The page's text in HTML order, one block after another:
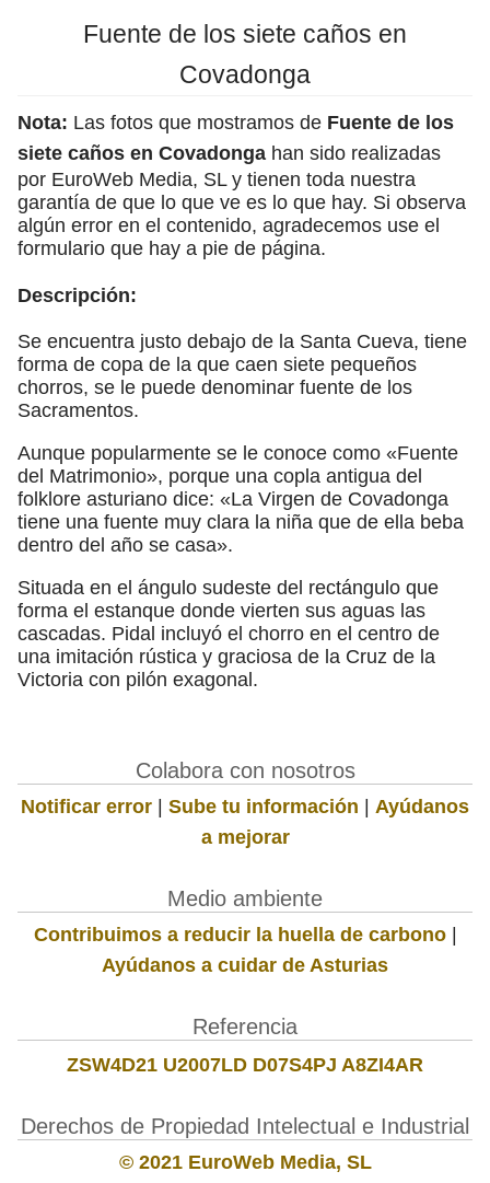
Fuente de los siete caños en
Covadonga
Nota: Las fotos que mostramos de Fuente de los
siete caños en Covadonga han sido realizadas
por EuroWeb Media, SL y tienen toda nuestra
garantía de que lo que ve es lo que hay. Si observa
algún error en el contenido, agradecemos use el
formulario que hay a pie de página.
Descripción:
Se encuentra justo debajo de la Santa Cueva, tiene
forma de copa de la que caen siete pequeños
chorros, se le puede denominar fuente de los
Sacramentos.
Aunque popularmente se le conoce como «Fuente
del Matrimonio», porque una copla antigua del
folklore asturiano dice: «La Virgen de Covadonga
tiene una fuente muy clara la niña que de ella beba
dentro del año se casa».
Situada en el ángulo sudeste del rectángulo que
forma el estanque donde vierten sus aguas las
cascadas. Pidal incluyó el chorro en el centro de
una imitación rústica y graciosa de la Cruz de la
Victoria con pilón exagonal.
Colabora con nosotros
Notificar error | Sube tu información | Ayúdanos
a mejorar
Medio ambiente
Contribuimos a reducir la huella de carbono|
Ayúdanos a cuidar de Asturias
Referencia
ZSW4D21 U2007LD D07S4PJ A8ZI4AR
Derechos de Propiedad Intelectual e Industrial
© 2021 EuroWeb Media, SL